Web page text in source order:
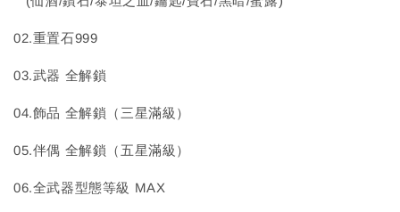
02.重置石999
03.武器 全解鎖
04.飾品 全解鎖（三星滿級）
05.伴偶 全解鎖（五星滿級）
06.全武器型態等級 MAX